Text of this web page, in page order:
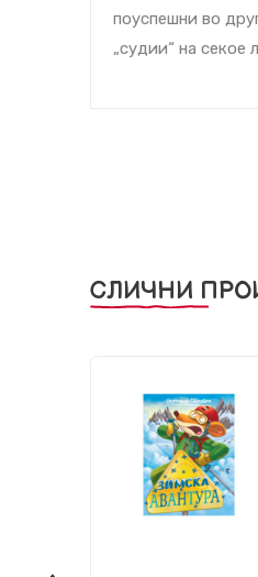
поуспешни во
„судии“ на секое
СЛИЧНИ